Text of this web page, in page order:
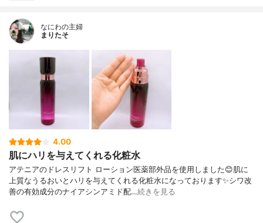
なにわの主婦
まりたそ
4.00
肌にハリを与えてくれる化粧水
アテニアのドレスリフト ローション医薬部外品を使用しました😊肌に
上質なうるおいとハリを与えてくれる化粧水になっております✨シワ改
善の有効成分のナイアシンアミド配…続きを見る